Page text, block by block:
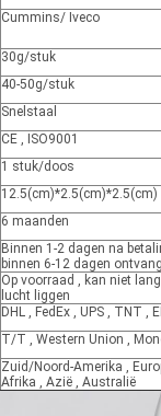
Cummins/ Iveco
30g/stuk
40-50g/stuk
Snelstaal
CE , ISO9001
1 stuk/doos
12.5(cm)*2.5(cm)*2.5(cm)
6 maanden
Binnen 1-2 dagen na
binnen 6-12 dagen
Op voorraad , kan niet
lucht liggen
DHL , FedEx , UPS , TNT ,
T/T , Western Union ,
Zuid/Noord-Amerika ,
Afrika , Azië , Australië